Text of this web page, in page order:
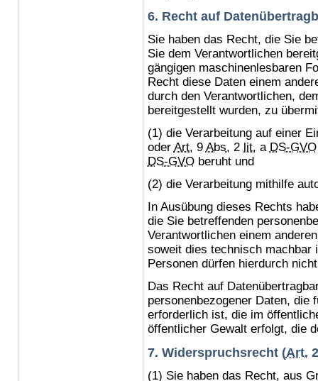
6. Recht auf
Sie haben das Recht, die Sie
Sie dem Verantwortlichen
gängigen maschinenlesbaren
Recht diese Daten einem
durch den Verantwortlichen,
bereitgestellt wurden, zu
(1) die Verarbeitung auf einer
oder Art. 9 Abs. 2 lit. a DS-GVO
DS-GVOberuht und
(2) die Verarbeitung mithilfe
In Ausübung dieses Rechts
die Sie betreffenden
Verantwortlichen einem
soweit dies technisch machbar
Personen dürfen hierdurch
Das Recht auf
personenbezogener Daten, die
erforderlich ist, die im
öffentlicher Gewalt erfolgt, die
7. Widerspruchsrecht (Art.
(1) Sie haben das Recht, aus